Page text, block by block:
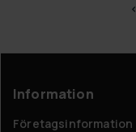
<
Information
Företagsinformation